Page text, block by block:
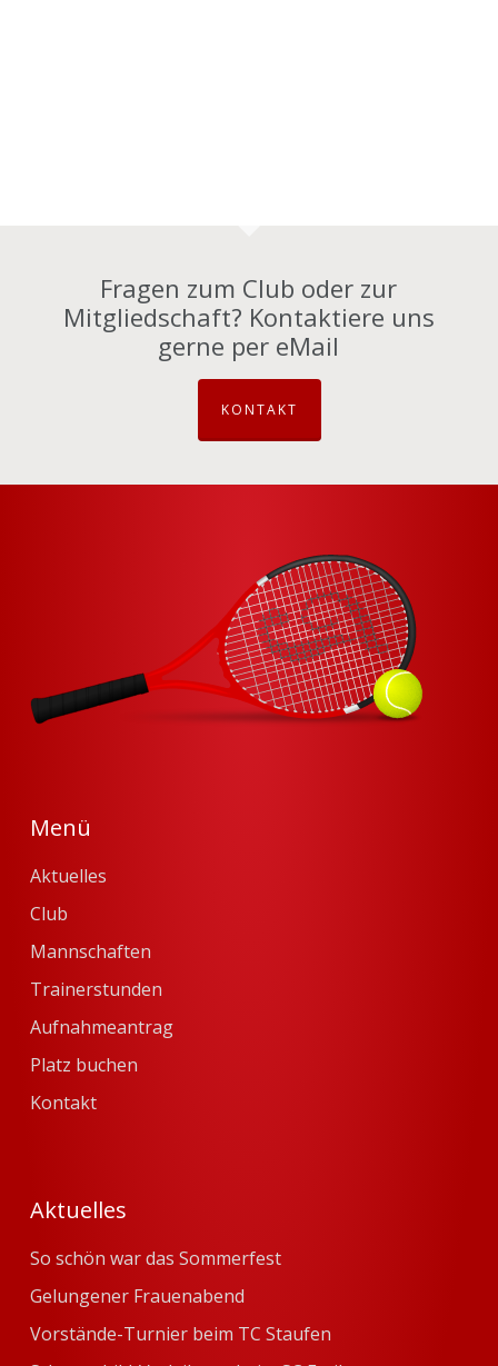
Fragen zum Club oder zur
Mitgliedschaft? Kontaktiere uns
gerne per eMail
KONTAKT
Menü
Aktuelles
Club
Mannschaften
Trainerstunden
Aufnahmeantrag
Platz buchen
Kontakt
Aktuelles
So schön war das Sommerfest
Gelungener Frauenabend
Vorstände-Turnier beim TC Staufen